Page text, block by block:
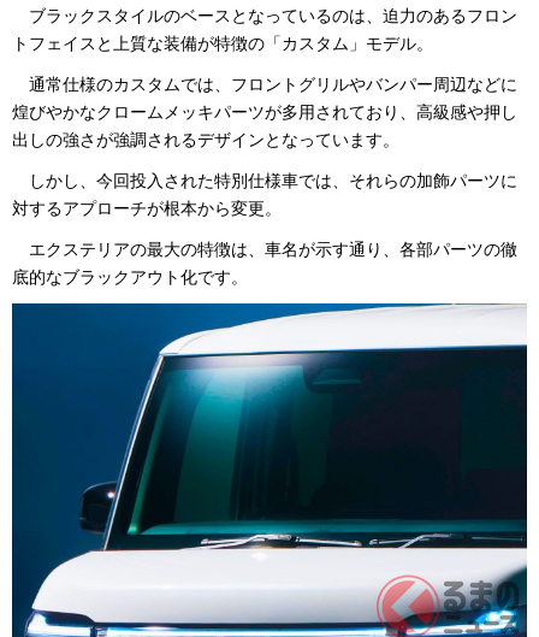
ブラックスタイルのベースとなっているのは、迫力のあるフロン
トフェイスと上質な装備が特徴の「カスタム」モデル。
通常仕様のカスタムでは、フロントグリルやバンパー周辺などに
煌びやかなクロームメッキパーツが多用されており、高級感や押し
出しの強さが強調されるデザインとなっています。
しかし、今回投入された特別仕様車では、それらの加飾パーツに
対するアプローチが根本から変更。
エクステリアの最大の特徴は、車名が示す通り、各部パーツの徹
底的なブラックアウト化です。